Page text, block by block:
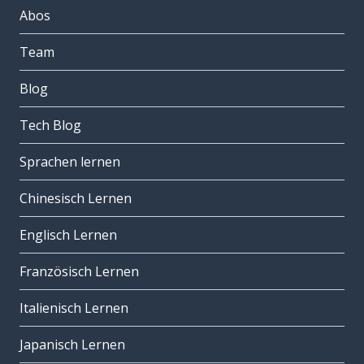
Abos
Team
Blog
Tech Blog
Sprachen lernen
Chinesisch Lernen
Englisch Lernen
Französisch Lernen
Italienisch Lernen
Japanisch Lernen